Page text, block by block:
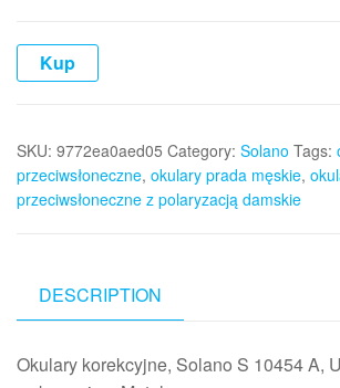
Kup
SKU: 9772ea0aed05 Category: Solano Tags:
przeciwsłoneczne, okulary prada męskie,
przeciwsłoneczne z polaryzacją damskie
DESCRIPTION
Okulary korekcyjne, Solano S 10454 A,